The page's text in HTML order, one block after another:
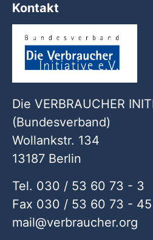
Kontakt
Die VERBRAUCHER
(Bundesverband)
Wollankstr. 134
13187 Berlin
Tel. 030 / 53 60 73 - 3
Fax 030 / 53 60 73 - 45
mail
verbraucher org